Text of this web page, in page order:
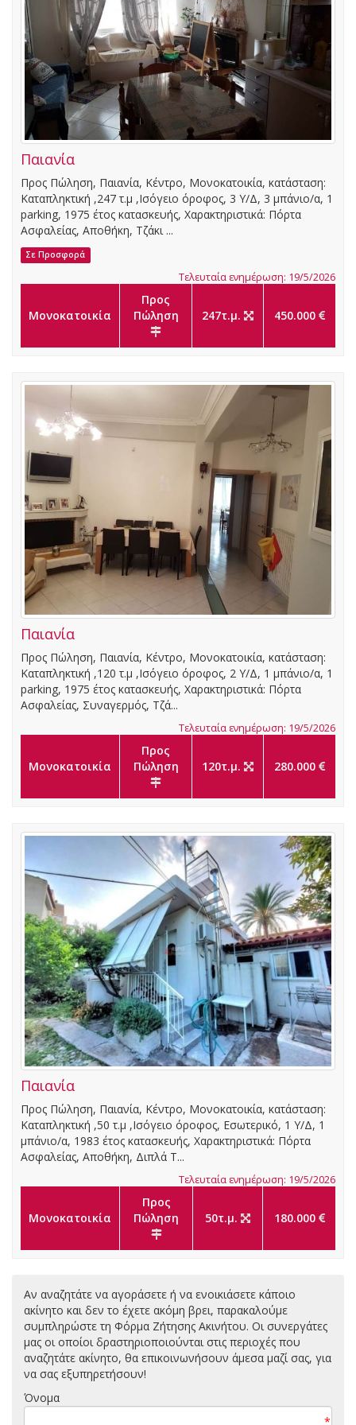
Παιανία
Προς Πώληση, Παιανία, Κέντρο, Μονοκατοικία, κατάσταση:
Καταπληκτική ,247 τ.μ ,Ισόγειο όροφος, 3 Υ/Δ, 3 μπάνιο/α, 1
parking, 1975 έτος κατασκευής, Χαρακτηριστικά: Πόρτα
Ασφαλείας, Αποθήκη, Τζάκι ...
Σε Προσφορά
Τελευταία ενημέρωση: 19/5/2026
Μονοκατοικία
Προς
Πώληση
247τ.μ. 450.000
Παιανία
Προς Πώληση, Παιανία, Κέντρο, Μονοκατοικία, κατάσταση:
Καταπληκτική ,120 τ.μ ,Ισόγειο όροφος, 2 Υ/Δ, 1 μπάνιο/α, 1
parking, 1975 έτος κατασκευής, Χαρακτηριστικά: Πόρτα
Ασφαλείας, Συναγερμός, Τζά...
Τελευταία ενημέρωση: 19/5/2026
Μονοκατοικία
Προς
Πώληση
120τ.μ. 280.000
Παιανία
Προς Πώληση, Παιανία, Κέντρο, Μονοκατοικία, κατάσταση:
Καταπληκτική ,50 τ.μ ,Ισόγειο όροφος, Εσωτερικό, 1 Υ/Δ, 1
μπάνιο/α, 1983 έτος κατασκευής, Χαρακτηριστικά: Πόρτα
Ασφαλείας, Αποθήκη, Διπλά Τ...
Τελευταία ενημέρωση: 19/5/2026
Μονοκατοικία
Προς
Πώληση
50τ.μ. 180.000
Αν αναζητάτε να αγοράσετε ή να ενοικιάσετε κάποιο
ακίνητο και δεν το έχετε ακόμη βρει, παρακαλούμε
συμπληρώστε τη Φόρμα Ζήτησης Ακινήτου. Οι συνεργάτες
μας οι οποίοι δραστηριοποιούνται στις περιοχές που
αναζητάτε ακίνητο, θα επικοινωνήσουν άμεσα μαζί σας, για
να σας εξυπηρετήσουν!
Όνομα
*